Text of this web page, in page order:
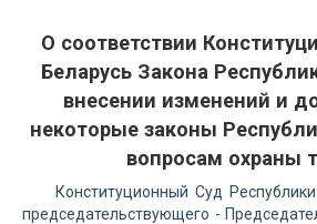
О соответствии
Беларусь Закона
внесении изменений и
некоторые законы
вопросам охраны
Конституционный Суд
председательствующего -